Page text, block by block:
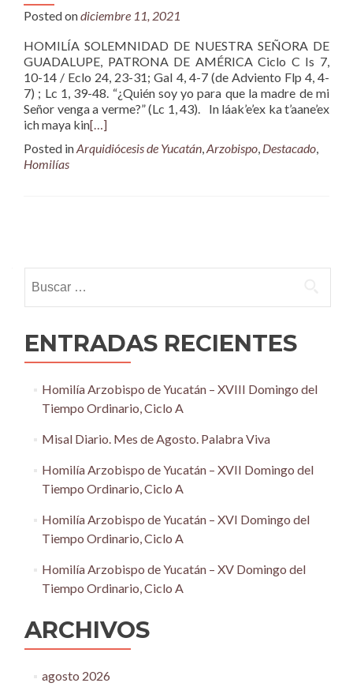
Posted ondiciembre 11, 2021
HOMILÍA SOLEMNIDAD DE NUESTRA SEÑORA DE
GUADALUPE, PATRONA DE AMÉRICA Ciclo C Is 7,
10-14 / Eclo 24, 23-31; Gal 4, 4-7 (de Adviento Flp 4, 4-
7) ; Lc 1, 39-48. “¿Quién soy yo para que la madre de mi
Señor venga a verme?” (Lc 1, 43). In láak’e’ex ka t’aane’ex
ich maya kin[…]
Posted inArquidiócesis de Yucatán,Arzobispo, Destacado,
Homilías
navigation
ENTRADAS RECIENTES
Homilía Arzobispo de Yucatán – XVIII Domingo del
Tiempo Ordinario, Ciclo A
Misal Diario. Mes de Agosto. Palabra Viva
Homilía Arzobispo de Yucatán – XVII Domingo del
Tiempo Ordinario, Ciclo A
Homilía Arzobispo de Yucatán – XVI Domingo del
Tiempo Ordinario, Ciclo A
Homilía Arzobispo de Yucatán – XV Domingo del
Tiempo Ordinario, Ciclo A
ARCHIVOS
agosto 2026